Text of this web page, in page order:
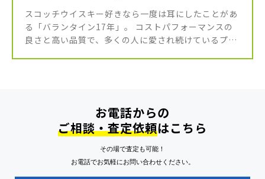
スコッチウイスキー好きなら一度は耳にしたことがあ
る「バランタイン17年」。 コストパフォーマンスの
良さと高い品質で、多くの人に愛され続けているプレ
お電話からの
ご相談・査定依頼はこちら
その場で査定も可能！
お電話でお気軽にお問い合わせください。